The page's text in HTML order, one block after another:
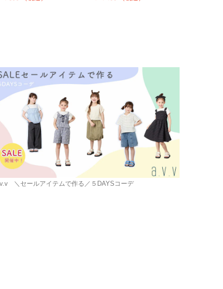
＼セールアイテムで作る／５DAYSコーデ